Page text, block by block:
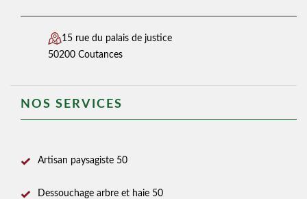
15 rue du palais de justice
50200 Coutances
NOS SERVICES
Artisan paysagiste 50
Dessouchage arbre et haie 50